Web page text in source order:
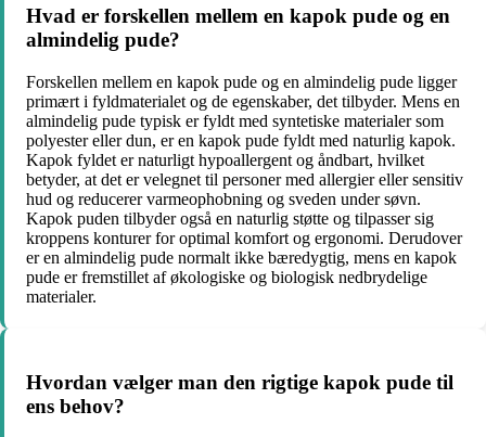
Hvad er forskellen mellem en kapok pude og en
almindelig pude?
Forskellen mellem en kapok pude og en almindelig pude ligger
primært i fyldmaterialet og de egenskaber, det tilbyder. Mens en
almindelig pude typisk er fyldt med syntetiske materialer som
polyester eller dun, er en kapok pude fyldt med naturlig kapok.
Kapok fyldet er naturligt hypoallergent og åndbart, hvilket
betyder, at det er velegnet til personer med allergier eller sensitiv
hud og reducerer varmeophobning og sveden under søvn.
Kapok puden tilbyder også en naturlig støtte og tilpasser sig
kroppens konturer for optimal komfort og ergonomi. Derudover
er en almindelig pude normalt ikke bæredygtig, mens en kapok
pude er fremstillet af økologiske og biologisk nedbrydelige
materialer.
Hvordan vælger man den rigtige kapok pude til
ens behov?